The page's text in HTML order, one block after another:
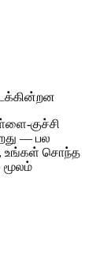
குச்சி
— பல
உங்கள் சொந்த
மூலம்